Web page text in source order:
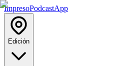
ImpresoPodcastApp
Edición